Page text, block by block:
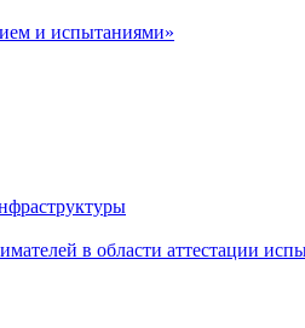
и испытаниями»
в области аттестации